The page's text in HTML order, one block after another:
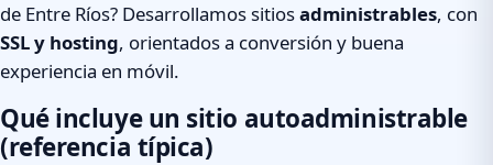
de Entre Ríos? Desarrollamos sitiosadministrables, con
SSL y hosting, orientados a conversión y buena
experiencia en móvil.
Qué incluye un sitio autoadministrable
(referencia típica)